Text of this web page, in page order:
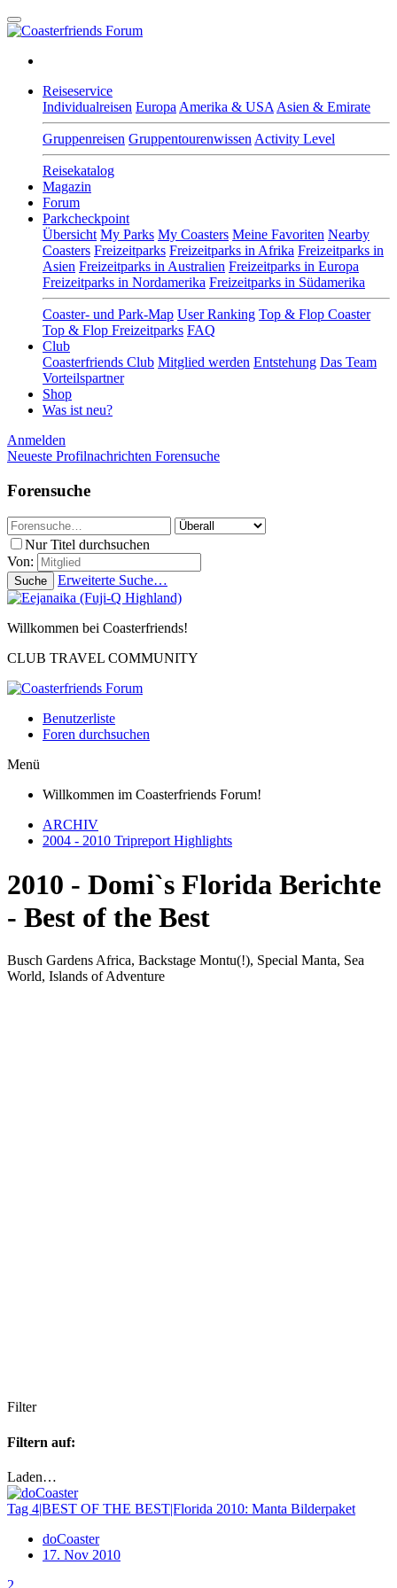
Reiseservice
Individualreisen Europa Amerika & USA Asien & Emirate
Gruppenreisen Gruppentourenwissen Activity Level
Reisekatalog
Magazin
Forum
Parkcheckpoint
Übersicht My Parks My Coasters Meine Favoriten Nearby
Coasters Freizeitparks Freizeitparks in Afrika Freizeitparks in
Asien Freizeitparks in Australien Freizeitparks in Europa
Freizeitparks in Nordamerika Freizeitparks in Südamerika
Coaster- und Park-Map User Ranking Top & Flop Coaster
Top & Flop Freizeitparks FAQ
Club
Coasterfriends Club Mitglied werden Entstehung Das Team
Vorteilspartner
Shop
Was ist neu?
Anmelden
Neueste Profilnachrichten Forensuche
Forensuche
Nur Titel durchsuchen
Von:
Suche Erweiterte Suche…
Willkommen bei Coasterfriends!
CLUB TRAVEL COMMUNITY
Benutzerliste
Foren durchsuchen
Menü
Willkommen im Coasterfriends Forum!
ARCHIV
2004 - 2010 Tripreport Highlights
2010 - Domi`s Florida Berichte
- Best of the Best
Busch Gardens Africa, Backstage Montu(!), Special Manta, Sea
World, Islands of Adventure
Filter
Filtern auf:
Laden…
Tag 4|BEST OF THE BEST|Florida 2010: Manta Bilderpaket
doCoaster
17. Nov 2010
2